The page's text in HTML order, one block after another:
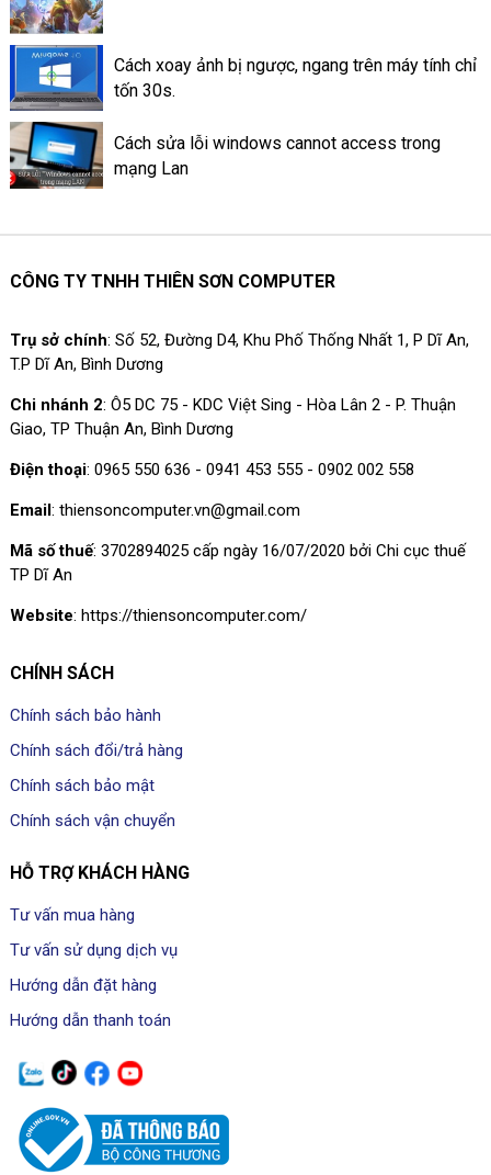
Cách xoay ảnh bị ngược, ngang trên máy tính chỉ
tốn 30s.
Cách sửa lỗi windows cannot access trong
mạng Lan
CÔNG TY TNHH THIÊN SƠN COMPUTER
Trụ sở chính: Số 52, Đường D4, Khu Phố Thống Nhất 1, P Dĩ An,
T.P Dĩ An, Bình Dương
Chi nhánh 2: Ô5 DC 75 - KDC Việt Sing - Hòa Lân 2 - P. Thuận
Giao, TP Thuận An, Bình Dương
Điện thoại: 0965 550 636 - 0941 453 555 - 0902 002 558
Email: thiensoncomputer.vn@gmail.com
Mã số thuế: 3702894025 cấp ngày 16/07/2020 bởi Chi cục thuế
TP Dĩ An
Website: https://thiensoncomputer.com/
CHÍNH SÁCH
Chính sách bảo hành
Chính sách đổi/trả hàng
Chính sách bảo mật
Chính sách vận chuyển
HỖ TRỢ KHÁCH HÀNG
Tư vấn mua hàng
Tư vấn sử dụng dịch vụ
Hướng dẫn đặt hàng
Hướng dẫn thanh toán